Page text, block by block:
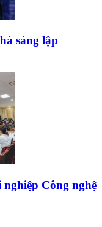
sáng lập
Công nghệ